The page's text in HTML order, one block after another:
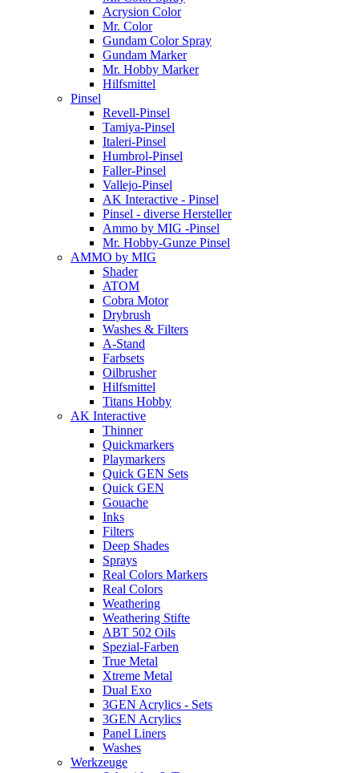
Acrysion Color
Mr. Color
Gundam Color Spray
Gundam Marker
Mr. Hobby Marker
Hilfsmittel
Pinsel
Revell-Pinsel
Tamiya-Pinsel
Italeri-Pinsel
Humbrol-Pinsel
Faller-Pinsel
Vallejo-Pinsel
AK Interactive - Pinsel
Pinsel - diverse Hersteller
Ammo by MIG -Pinsel
Mr. Hobby-Gunze Pinsel
AMMO by MIG
Shader
ATOM
Cobra Motor
Drybrush
Washes & Filters
A-Stand
Farbsets
Oilbrusher
Hilfsmittel
Titans Hobby
AK Interactive
Thinner
Quickmarkers
Playmarkers
Quick GEN Sets
Quick GEN
Gouache
Inks
Filters
Deep Shades
Sprays
Real Colors Markers
Real Colors
Weathering
Weathering Stifte
ABT 502 Oils
Spezial-Farben
True Metal
Xtreme Metal
Dual Exo
3GEN Acrylics - Sets
3GEN Acrylics
Panel Liners
Washes
Werkzeuge